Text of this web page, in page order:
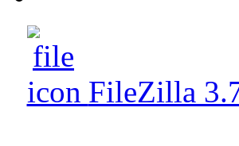
FileZilla